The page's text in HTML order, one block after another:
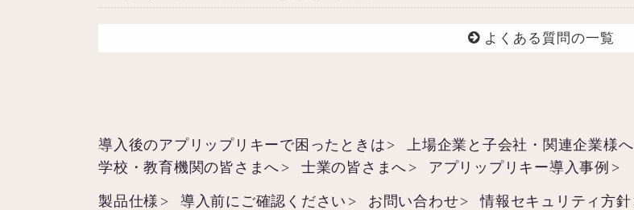
よくある質問の一覧
導入後のアプリップリキーで困ったときは 上場企業と子会社・関連企業様へ
学校・教育機関の皆さまへ
士業の皆さまへ アプリップリキー導入事例
製品仕様 導入前にご確認ください お問い合わせ 情報セキュリティ方針